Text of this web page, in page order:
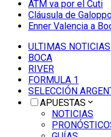
ATM va por el Cuti
Cláusula de
Enner Valencia a
ULTIMAS NOTICIAS
BOCA
RIVER
FORMULA 1
SELECCIÓN
APUESTAS
NOTICIAS